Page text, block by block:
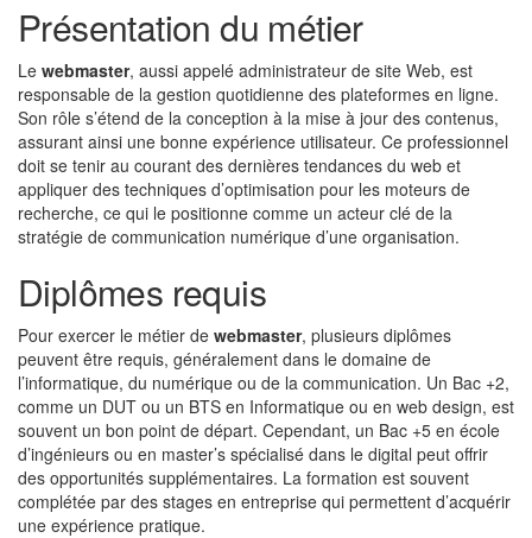
Présentation du métier
Le webmaster, aussi appelé administrateur de site Web, est
responsable de la gestion quotidienne des plateformes en ligne.
Son rôle s’étend de la conception à la mise à jour des contenus,
assurant ainsi une bonne expérience utilisateur. Ce professionnel
doit se tenir au courant des dernières tendances du web et
appliquer des techniques d’optimisation pour les moteurs de
recherche, ce qui le positionne comme un acteur clé de la
stratégie de communication numérique d’une organisation.
Diplômes requis
Pour exercer le métier de webmaster, plusieurs diplômes
peuvent être requis, généralement dans le domaine de
l’informatique, du numérique ou de la communication. Un Bac +2,
comme un DUT ou un BTS en Informatique ou en web design, est
souvent un bon point de départ. Cependant, un Bac +5 en école
d’ingénieurs ou en master’s spécialisé dans le digital peut offrir
des opportunités supplémentaires. La formation est souvent
complétée par des stages en entreprise qui permettent d’acquérir
une expérience pratique.